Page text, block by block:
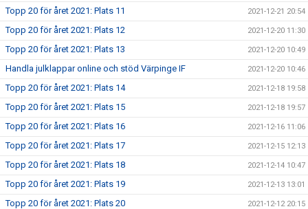
Topp 20 för året 2021: Plats 11 2021-12-21 20:54
Topp 20 för året 2021: Plats 12 2021-12-20 11:30
Topp 20 för året 2021: Plats 13 2021-12-20 10:49
Handla julklappar online och stöd Värpinge IF 2021-12-20 10:46
Topp 20 för året 2021: Plats 14 2021-12-18 19:58
Topp 20 för året 2021: Plats 15 2021-12-18 19:57
Topp 20 för året 2021: Plats 16 2021-12-16 11:06
Topp 20 för året 2021: Plats 17 2021-12-15 12:13
Topp 20 för året 2021: Plats 18 2021-12-14 10:47
Topp 20 för året 2021: Plats 19 2021-12-13 13:01
Topp 20 för året 2021: Plats 20 2021-12-12 20:15